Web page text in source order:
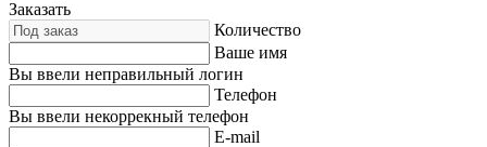
Заказать
Количество
Ваше имя
Вы ввели неправильный логин
Телефон
Вы ввели некоррекный телефон
E-mail